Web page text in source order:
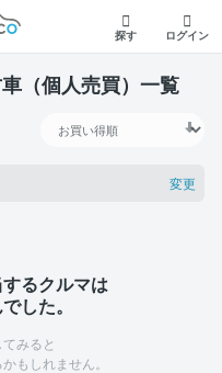
コ
探す ログイン
（個人売買）一覧
変更
るクルマは
した。
みると
もしれません。